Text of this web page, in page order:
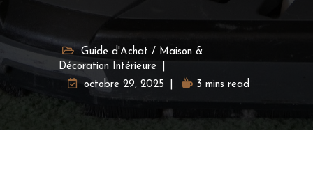
Guide d'Achat / Maison &
Décoration Intérieure
octobre 29, 2025
3 mins read